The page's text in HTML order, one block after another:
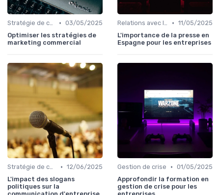
Stratégie de communication • 03/05/2025
Optimiser les stratégies de
marketing commercial
Relations avec les médias • 11/05/2025
L'importance de la presse en
Espagne pour les entreprises
Stratégie de communication • 12/06/2025
L'impact des slogans
politiques sur la
Gestion de crise • 01/05/2025
Approfondir la formation en
gestion de crise pour les